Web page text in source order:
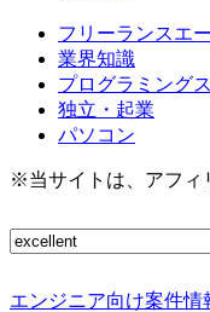
フリーランスエ
業界知識
プログラミング
独立・起業
パソコン
※当サイトは、アフィ
エンジニア向け案件情